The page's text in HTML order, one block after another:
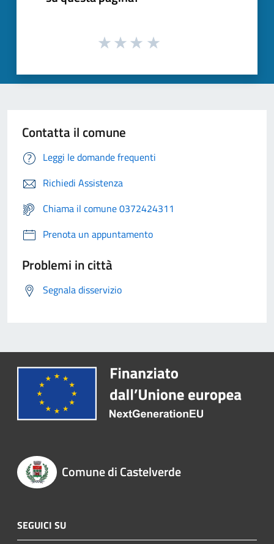
Contatta il comune
Leggi le domande frequenti
Richiedi Assistenza
Chiama il comune 0372424311
Prenota un appuntamento
Problemi in città
Segnala disservizio
Comune di Castelverde
SEGUICI SU